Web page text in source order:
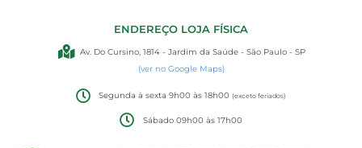
ENDEREÇO LOJA FÍSICA
Av. Do Cursino, 1814 - Jardim da Saúde - São Paulo - SP
(ver no Google Maps)
Segunda à sexta 9h00 às 18h00(exceto feriados)
Sábado 09h00 às 17h00